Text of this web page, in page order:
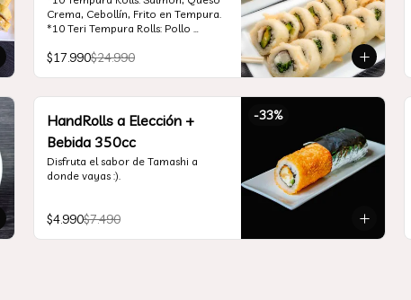
Crema, Cebollín, Frito en Tempura.
*10 Teri Tempura Rolls: Pollo
Frito en Tempura
Panko
*10 Kani Tempura Rolls: Kanikama,
Queso Crema y Cebollín, frito en
tempura
*Incluye 2 palitos, 2 soya 30ml, 1
salsa teriyaki 30ml
$17.990$24.990
-33%
HandRolls a Elección +
Bebida 350cc
Disfruta el sabor de Tamashi a
donde vayas :).
$4.990$7.490